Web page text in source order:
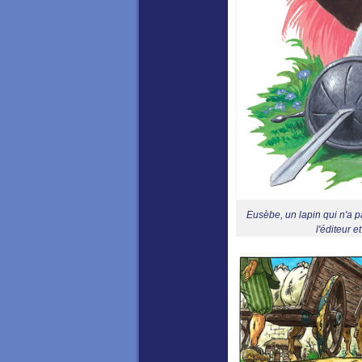
Eusèbe, un lapin qui n'a
l'éditeur